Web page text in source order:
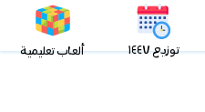
توزيع ١٤٤٧ ألعاب تعليمية